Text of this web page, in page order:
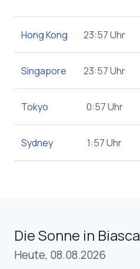
Hong Kong 23:57 Uhr
Singapore 23:57 Uhr
Tokyo 0:57 Uhr
Sydney 1:57 Uhr
Die Sonne in Biasca
Heute, 08.08.2026